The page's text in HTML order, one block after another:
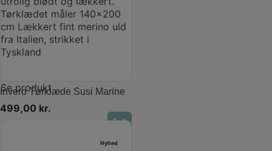
Se produkt
Invero Tørklæde Susi Marine
499,00 kr.
Nyhed